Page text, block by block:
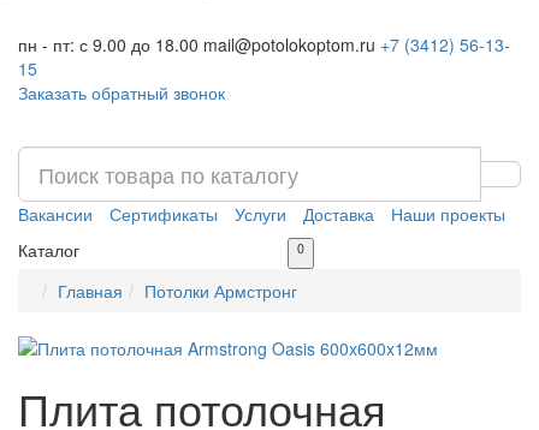
пн - пт: с 9.00 до 18.00 mail@potolokoptom.ru +7 (3412) 56-13-
15
Заказать обратный звонок
Вакансии Сертификаты Услуги Доставка
Наши проекты
Каталог
0
Главная Потолки Армстронг
Плита потолочная